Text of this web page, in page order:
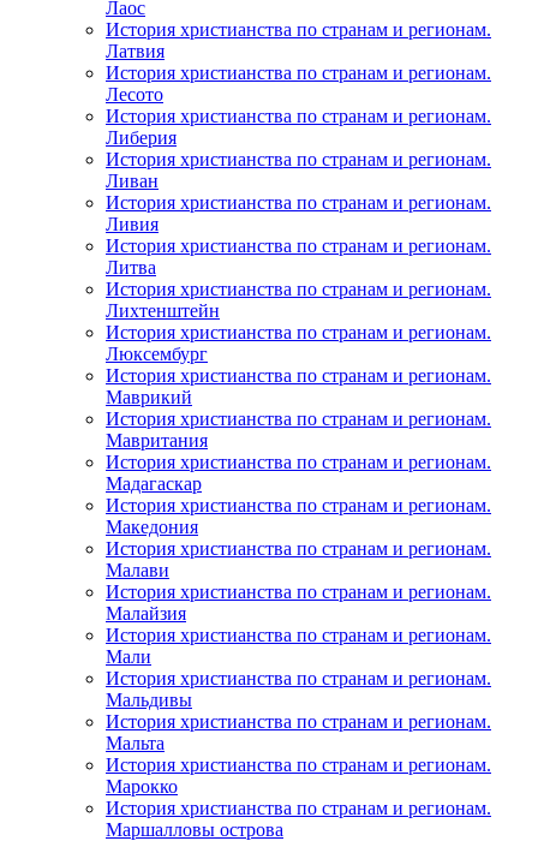
Лаос
История христианства по странам и регионам.
Латвия
История христианства по странам и регионам.
Лесото
История христианства по странам и регионам.
Либерия
История христианства по странам и регионам.
Ливан
История христианства по странам и регионам.
Ливия
История христианства по странам и регионам.
Литва
История христианства по странам и регионам.
Лихтенштейн
История христианства по странам и регионам.
Люксембург
История христианства по странам и регионам.
Маврикий
История христианства по странам и регионам.
Мавритания
История христианства по странам и регионам.
Мадагаскар
История христианства по странам и регионам.
Македония
История христианства по странам и регионам.
Малави
История христианства по странам и регионам.
Малайзия
История христианства по странам и регионам.
Мали
История христианства по странам и регионам.
Мальдивы
История христианства по странам и регионам.
Мальта
История христианства по странам и регионам.
Марокко
История христианства по странам и регионам.
Маршалловы острова